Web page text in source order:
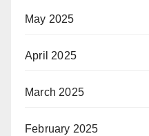
May 2025
April 2025
March 2025
February 2025